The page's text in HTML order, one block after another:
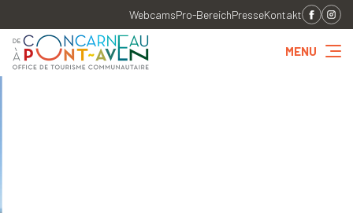
WebcamsPro-BereichPresseKontakt
MENU